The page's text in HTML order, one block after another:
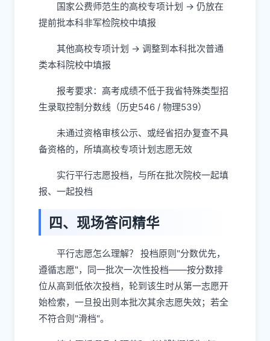
国家公费师范生的高校专项计划 → 仍放在
提前批本科非军检院校中填报
其他高校专项计划​ → 调整到本科批次普通
类本科院校中填报
报考要求：高考成绩不低于我省特殊类型招
生录取控制分数线（历史546 / 物理539）
未通过资格审核公示、或经省招办复查不具
备资格的，所填高校专项计划志愿无效
实行平行志愿投档，与所在批次院校一起填
报、一起投档
四、现场答问精华
平行志愿怎么理解？​ 投档原则"分数优先，
遵循志愿"，同一批次一次性投档——按分数排
位从高到低依次投档，轮到该生时从第一志愿开
始检索，一旦投出则本批次其余志愿失效；若全
不符合则"滑档"。